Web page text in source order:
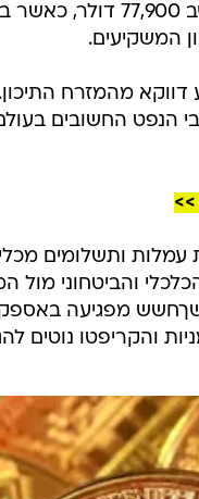
נכון לכתיבת שורות אלו,
המשקיעים.
מהמזרח
הנפט החשובים
עמלות ותשלומים
והביטחוני מול
מפגיעה
והקריפטו נוטים